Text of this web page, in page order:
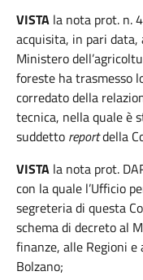
VISTA la nota prot. n.
acquisita, in pari data,
Ministero
foreste ha trasmesso
corredato della
tecnica, nella quale è
suddetto reportdella
VISTA la nota prot.
con la quale l’Ufficio
segreteria di questa
schema di decreto al
finanze, alle Regioni
Bolzano;